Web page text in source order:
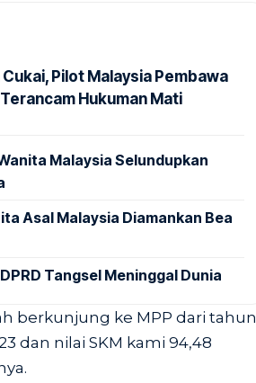
Pilot Malaysia Pembawa
Hukuman Mati
Malaysia Selundupkan
Asal Malaysia Diamankan Bea
Tangsel Meninggal Dunia
berkunjung ke MPP dari tahun
dan nilai SKM kami 94,48